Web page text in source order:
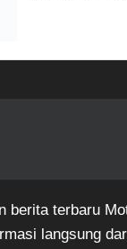
berita terbaru
langsung